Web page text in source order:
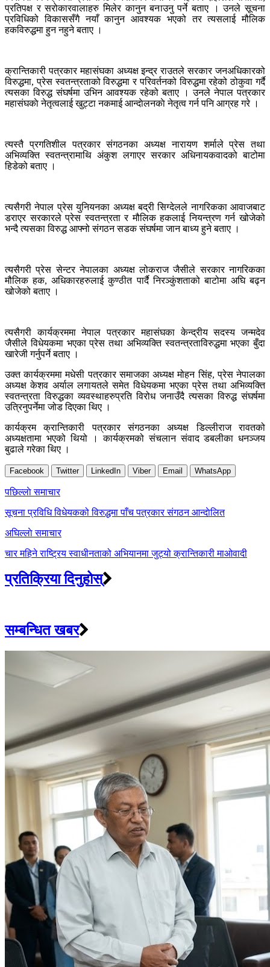
प्रतिपक्ष र सरोकारवालाहरु मिलेर कानुन बनाउनु पर्ने बताए । उनले सूचना
प्रविधिको विकाससँगै नयाँ कानुन आवश्यक भएको तर त्यसलाई मौलिक
हकविरुद्धमा हुन नहुने बताए ।
क्रान्तिकारी पत्रकार महासंघका अध्यक्ष इन्द्र राउतले सरकार जनअधिकारको
विरुद्धमा, प्रेस स्वतन्त्रताको विरुद्धमा र परिवर्तनको विरुद्धमा रहेको ठोकुवा गर्दै
त्यसका विरुद्ध संघर्षमा उभिन आवश्यक रहेको बताए । उनले नेपाल पत्रकार
महासंघकाे नेतृत्वलाई खुट्टा नकमाई आन्दाेलनकाे नेतृत्व गर्न पनि आग्रह गरे ।
त्यस्तै प्रगतिशील पत्रकार संगठनका अध्यक्ष नारायण शर्माले प्रेस तथा
अभिव्यक्ति स्वतन्त्रामाथि अंकुश लगाएर सरकार अधिनायकवादको बाटोमा
हिडेको बताए ।
त्यसैगरी नेपाल प्रेस युनियनका अध्यक्ष बद्री सिग्देलले नागरिकका आवाजबाट
डराएर सरकारले प्रेस स्वतन्त्रता र मौलिक हकलाई नियन्त्रण गर्न खोजेको
भन्दै त्यसका विरुद्ध आफ्नो संगठन सडक संघर्षमा जान बाध्य हुने बताए ।
त्यसैगरी प्रेस सेन्टर नेपालका अध्यक्ष लोकराज जैसीले सरकार नागरिकका
मौलिक हक, अधिकारहरुलाई कुण्ठीत पार्दै निरञ्कुंशताको बाटोमा अघि बढ्न
खोजेको बताए ।
त्यसैगरी कार्यक्रममा नेपाल पत्रकार महासंघका केन्द्रीय सदस्य जन्मदेव
जैसीले विधेयकमा भएका प्रेस तथा अभिव्यक्ति स्वतन्त्रताविरुद्धमा भएका बुँदा
खारेजी गर्नुपर्ने बताए ।
उक्त कार्यक्रममा मधेसी पत्रकार समाजका अध्यक्ष मोहन सिंह, प्रेस नेपालका
अध्यक्ष केशव अर्याल लगायतले समेत विधेयकमा भएका प्रेस तथा अभिव्यक्ति
स्वतन्त्रता विरुद्धका व्यवस्थाहरुप्रति विरोध जनाउँदै त्यसका विरुद्ध संघर्षमा
उत्रिनुपर्नेमा जोड दिएका थिए ।
कार्यक्रम क्रान्तिकारी पत्रकार संगठनका अध्यक्ष डिल्लीराज रावतको
अध्यक्षतामा भएको थियो । कार्यक्रमको संचलान संवाद डबलीका धनञ्जय
बुढाले गरेका थिए ।
Facebook Twitter LinkedIn Viber Email WhatsApp
Post
navigation
पछिल्लाे समाचार
सूचना प्रविधि विधेयकको विरुद्धमा पाँच पत्रकार संगठन आन्दाेलित
अघिल्लाे समाचार
चार महिने राष्ट्रिय स्वाधीनताको अभियानमा जुट्यो क्रान्तिकारी माओवादी
प्रतिक्रिया दिनुहोस्
सम्बन्धित खबर